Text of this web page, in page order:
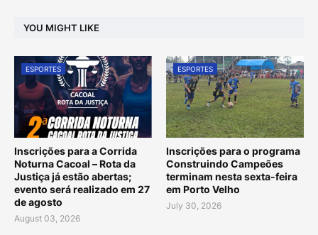
YOU MIGHT LIKE
ESPORTES
Inscrições para a Corrida
Noturna Cacoal – Rota da
Justiça já estão abertas;
evento será realizado em 27
de agosto
August 03, 2026
ESPORTES
Inscrições para o programa
Construindo Campeões
terminam nesta sexta-feira
em Porto Velho
July 30, 2026